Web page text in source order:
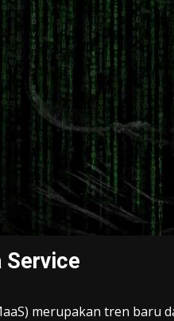
Service
merupakan tren baru